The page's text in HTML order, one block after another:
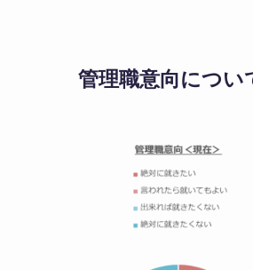
管理職意向につい